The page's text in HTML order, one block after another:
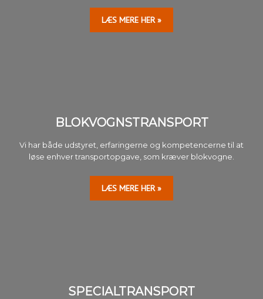
LÆS MERE HER »​​
BLOKVOGNSTRANSPORT​
Vi har både udstyret, erfaringerne og kompetencerne til at
løse enhver transportopgave, som kræver blokvogne.
LÆS MERE HER »​​
SPECIALTRANSPORT​